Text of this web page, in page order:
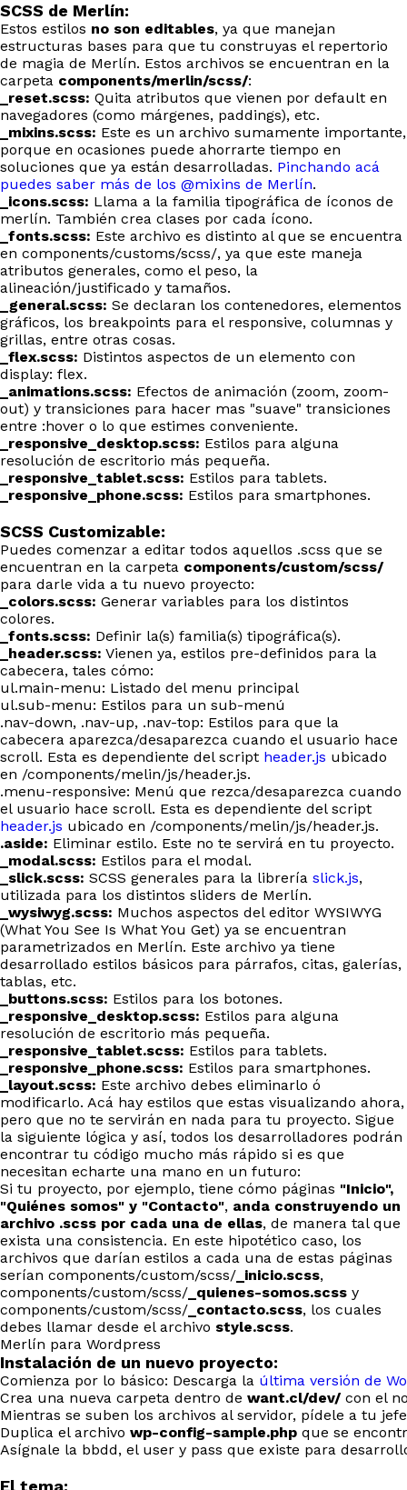
SCSS de Merlín:
Estos estilos no son editables, ya que manejan
estructuras bases para que tu construyas el repertorio
de magia de Merlín. Estos archivos se encuentran en la
carpeta components/merlin/scss/:
_reset.scss: Quita atributos que vienen por default en
navegadores (como márgenes, paddings), etc.
_mixins.scss: Este es un archivo sumamente importante,
porque en ocasiones puede ahorrarte tiempo en
soluciones que ya están desarrolladas. Pinchando acá
puedes saber más de los @mixins de Merlín.
_icons.scss: Llama a la familia tipográfica de íconos de
merlín. También crea clases por cada ícono.
_fonts.scss: Este archivo es distinto al que se encuentra
en components/customs/scss/, ya que este maneja
atributos generales, como el peso, la
alineación/justificado y tamaños.
_general.scss: Se declaran los contenedores, elementos
gráficos, los breakpoints para el responsive, columnas y
grillas, entre otras cosas.
_flex.scss: Distintos aspectos de un elemento con
display: flex.
_animations.scss: Efectos de animación (zoom, zoom-
out) y transiciones para hacer mas "suave" transiciones
entre :hover o lo que estimes conveniente.
_responsive_desktop.scss: Estilos para alguna
resolución de escritorio más pequeña.
_responsive_tablet.scss: Estilos para tablets.
_responsive_phone.scss: Estilos para smartphones.
SCSS Customizable:
Puedes comenzar a editar todos aquellos .scss que se
encuentran en la carpeta components/custom/scss/
para darle vida a tu nuevo proyecto:
_colors.scss: Generar variables para los distintos
colores.
_fonts.scss: Definir la(s) familia(s) tipográfica(s).
_header.scss: Vienen ya, estilos pre-definidos para la
cabecera, tales cómo:
ul.main-menu: Listado del menu principal
ul.sub-menu: Estilos para un sub-menú
.nav-down, .nav-up, .nav-top: Estilos para que la
cabecera aparezca/desaparezca cuando el usuario hace
scroll. Esta es dependiente del script header.js ubicado
en /components/melin/js/header.js.
.menu-responsive: Menú que rezca/desaparezca cuando
el usuario hace scroll. Esta es dependiente del script
header.js ubicado en /components/melin/js/header.js.
.aside: Eliminar estilo. Este no te servirá en tu proyecto.
_modal.scss: Estilos para el modal.
_slick.scss: SCSS generales para la librería slick.js,
utilizada para los distintos sliders de Merlín.
_wysiwyg.scss: Muchos aspectos del editor WYSIWYG
(What You See Is What You Get) ya se encuentran
parametrizados en Merlín. Este archivo ya tiene
desarrollado estilos básicos para párrafos, citas, galerías,
tablas, etc.
_buttons.scss: Estilos para los botones.
_responsive_desktop.scss: Estilos para alguna
resolución de escritorio más pequeña.
_responsive_tablet.scss: Estilos para tablets.
_responsive_phone.scss: Estilos para smartphones.
_layout.scss: Este archivo debes eliminarlo ó
modificarlo. Acá hay estilos que estas visualizando ahora,
pero que no te servirán en nada para tu proyecto. Sigue
la siguiente lógica y así, todos los desarrolladores podrán
encontrar tu código mucho más rápido si es que
necesitan echarte una mano en un futuro:
Si tu proyecto, por ejemplo, tiene cómo páginas "Inicio",
"Quiénes somos" y "Contacto", anda construyendo un
archivo .scss por cada una de ellas, de manera tal que
exista una consistencia. En este hipotético caso, los
archivos que darían estilos a cada una de estas páginas
serían components/custom/scss/ _inicio.scss,
components/custom/scss/ _quienes-somos.scss y
components/custom/scss/ _contacto.scss, los cuales
debes llamar desde el archivo style.scss.
Merlín para Wordpress
Instalación de un nuevo proyecto:
Comienza por lo básico: Descarga la última versión de
Crea una nueva carpeta dentro de want.cl/dev/ con el
Mientras se suben los archivos al servidor, pídele a tu
Duplica el archivo wp-config-sample.php que se
Asígnale la bbdd, el user y pass que existe para
El tema: